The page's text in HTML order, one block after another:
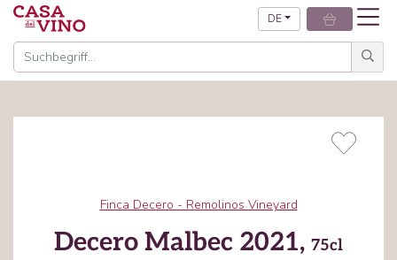
DE
Finca Decero - Remolinos Vineyard
Decero Malbec 2021, 75cl